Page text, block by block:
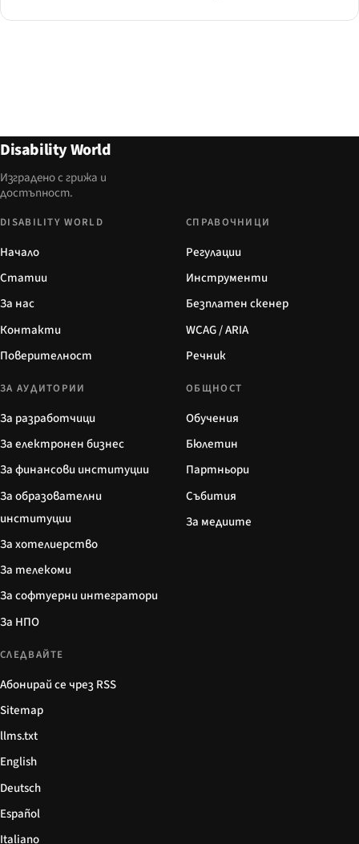
Disability World
Изградено с грижа и
достъпност.
DISABILITY WORLD
Начало
Статии
За нас
Контакти
Поверителност
СПРАВОЧНИЦИ
Регулации
Инструменти
Безплатен скенер
WCAG / ARIA
Речник
ЗА АУДИТОРИИ
За разработчици
За електронен бизнес
За финансови институции
За образователни
институции
За хотелиерство
За телекоми
За софтуерни интегратори
За НПО
ОБЩНОСТ
Обучения
Бюлетин
Партньори
Събития
За медиите
СЛЕДВАЙТЕ
Абонирай се чрез RSS
Sitemap
llms.txt
English
Deutsch
Español
Italiano